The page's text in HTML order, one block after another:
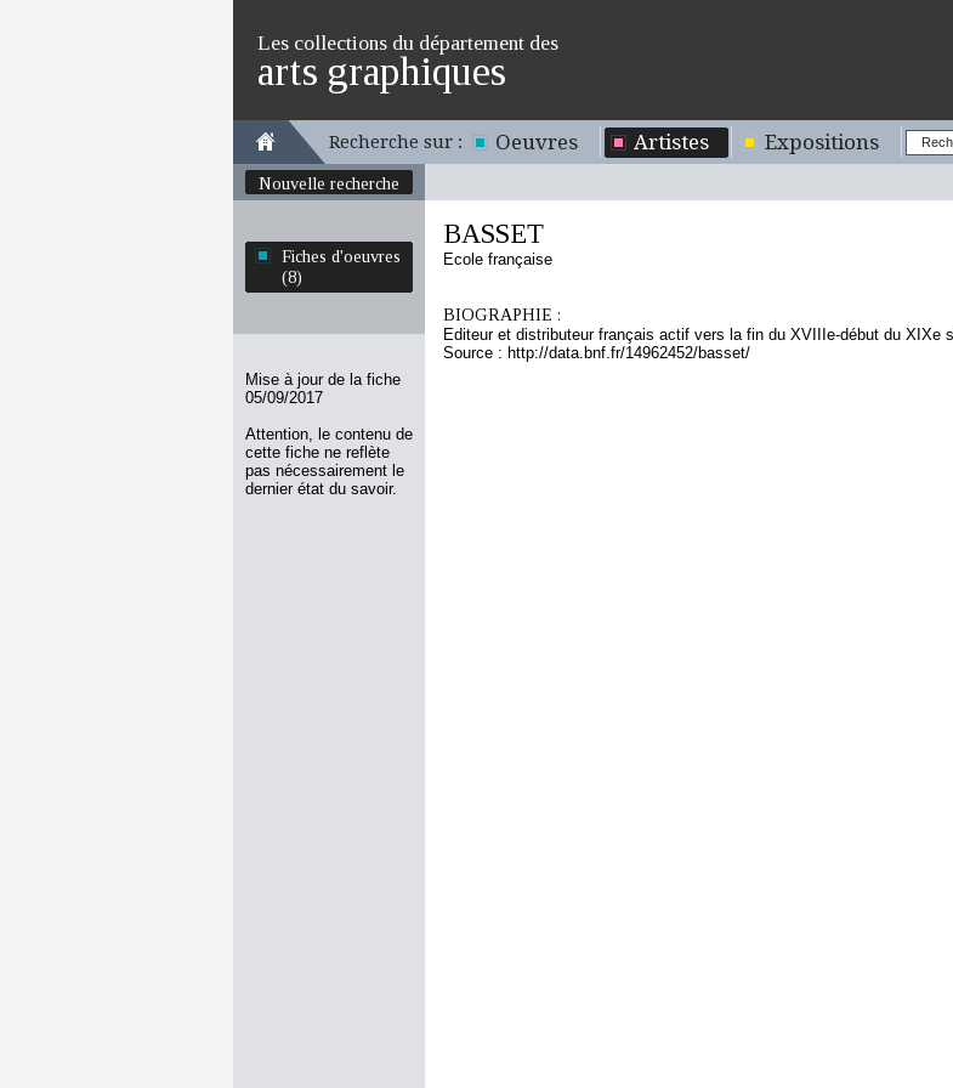
Les collections du département des
arts graphiques
Recherche sur : Oeuvres Artistes Expositions
Nouvelle recherche
Fiches d'oeuvres
(8)
Mise à jour de la fiche
05/09/2017
Attention, le contenu de
cette fiche ne reflète
pas nécessairement le
dernier état du savoir.
BASSET
Ecole française
BIOGRAPHIE :
Editeur et distributeur français actif vers la fin du XVIIIe-début du
Source : http://data.bnf.fr/14962452/basset/